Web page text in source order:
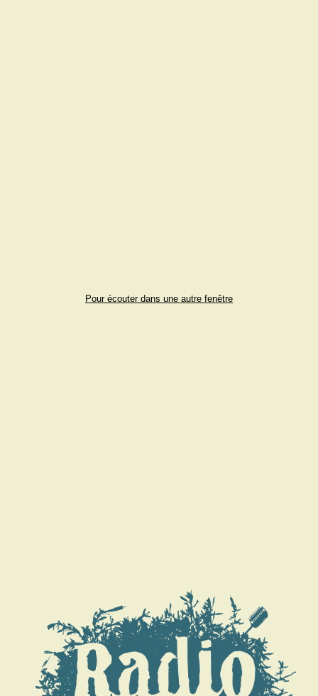
Pour écouter dans une autre fenêtre